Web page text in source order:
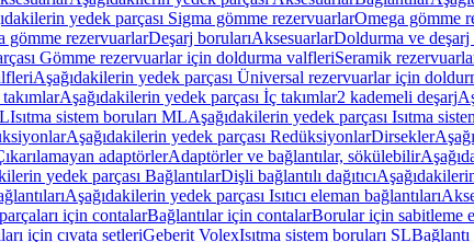
yedek parçası Sigma gömme rezervuarlarOmega gömme
gömme rezervuarlarDeşarj borularıAksesuarlarDoldurma ve
Gömme rezervuarlar için doldurma valfleriSeramik
Aşağıdakilerin yedek parçası Üniversal rezervuarlar için
Aşağıdakilerin yedek parçası İç takımlar2 kademeli deşarj
Isıtma sistem boruları MLAşağıdakilerin yedek parçası Isıtma
Aşağıdakilerin yedek parçası RedüksiyonlarDirsekler
adaptörlerAdaptörler ve bağlantılar, sökülebilir
yedek parçası BağlantılarDişli bağlantılı dağıtıcı
Aşağıdakilerin yedek parçası Isıtıcı eleman bağlantıları
için contalarBağlantılar için contalarBorular için sabitleme
için cıvata setleriGeberit VolexIsıtma sistem boruları SLBağlantı